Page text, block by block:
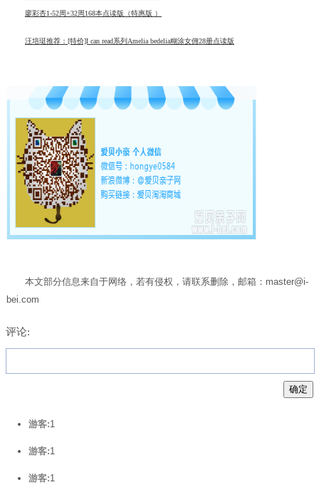
廖彩杏1-52周+32周168本点读版（特惠版 ）
汪培珽推荐：[特价]I can read系列Amelia bedelia糊涂女佣28册点读版
本文部分信息来自于网络，若有侵权，请联系删除，邮箱：master@i-
bei.com
评论:
游客:1
游客:1
游客:1